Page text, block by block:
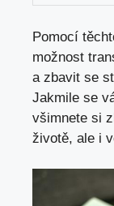
Pomocí
možnost
a zbavit se
Jakmile se
všimnete si
životě, ale i